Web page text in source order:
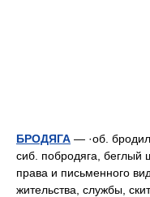
БРОДЯГА — ·об.
сиб. побродяга, беглый
права и письменного
жительства, службы,